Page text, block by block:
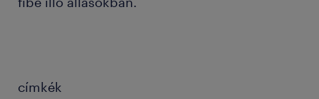
címkék